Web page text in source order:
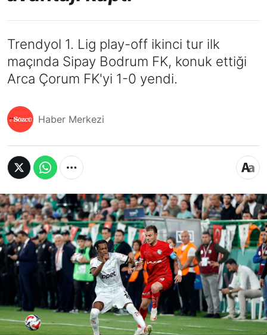
Trendyol 1. Lig play-off ikinci tur ilk
maçında Sipay Bodrum FK, konuk ettiği
Arca Çorum FK'yi 1-0 yendi.
Haber Merkezi